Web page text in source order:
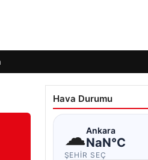
Hava Durumu
☁Ankara
NaN°C
ŞEHIR SEÇ